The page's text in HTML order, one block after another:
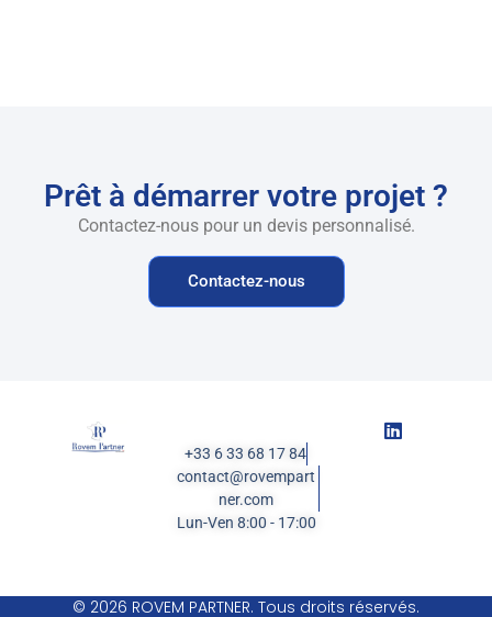
Prêt à démarrer votre projet ?
Contactez-nous pour un devis personnalisé.
Contactez-nous
+33 6 33 68 17 84
contact@rovempart
ner.com
Lun-Ven 8:00 - 17:00
© 2026 ROVEM PARTNER. Tous droits réservés.